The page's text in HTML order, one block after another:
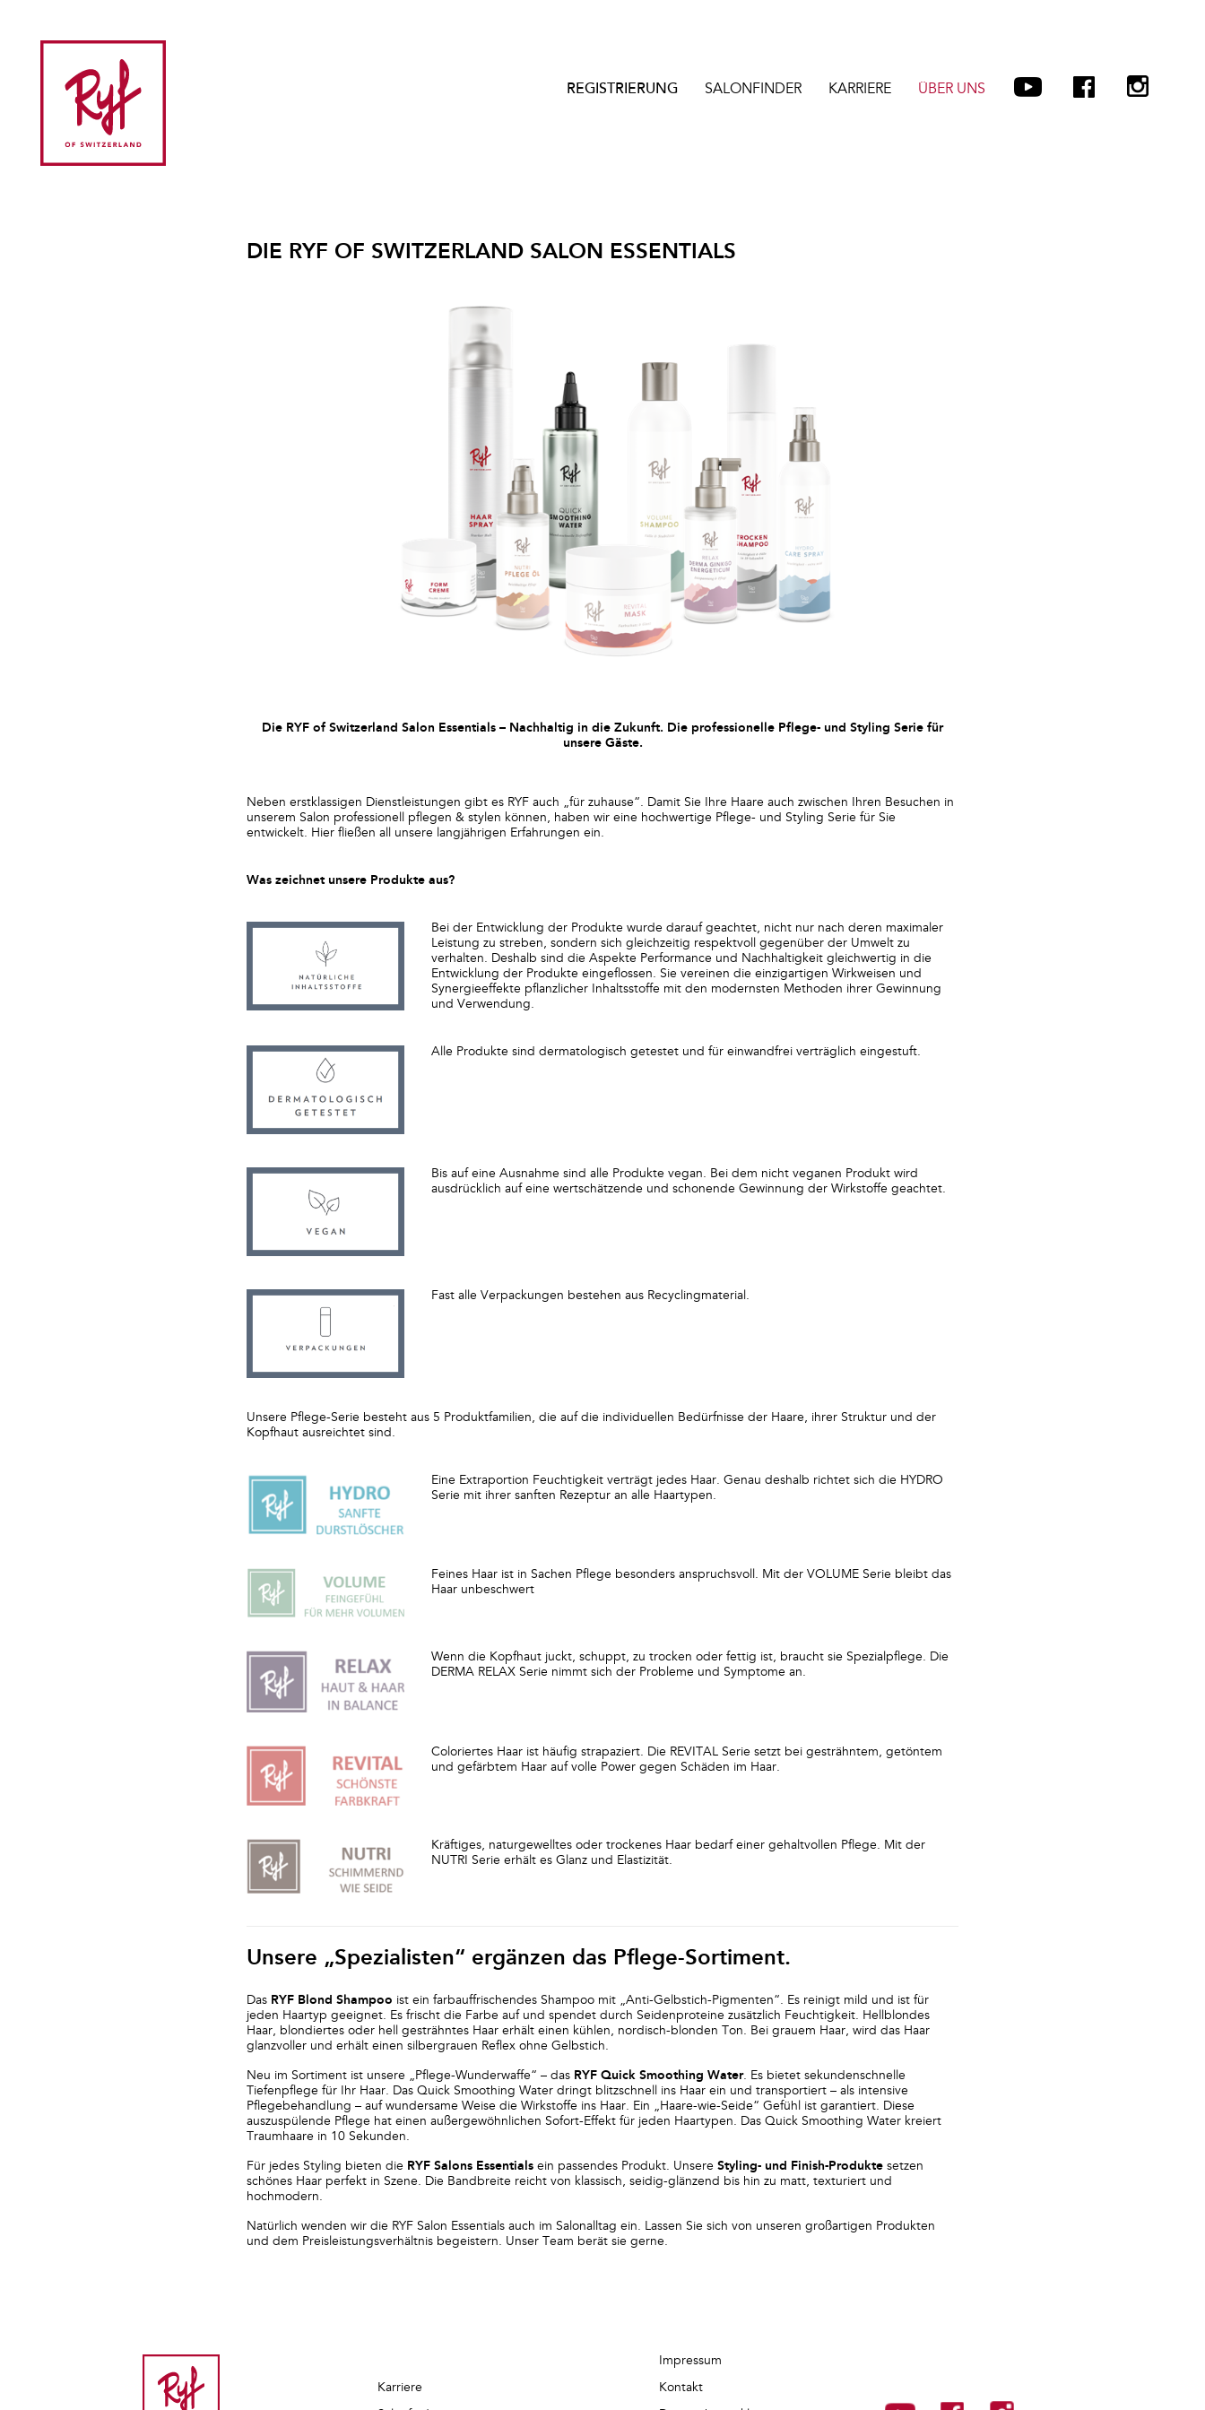
REGISTRIERUNG SALONFINDER KARRIERE ÜBER UNS
DIE RYF OF SWITZERLAND SALON ESSENTIALS
Die RYF of Switzerland Salon Essentials – Nachhaltig in die Zukunft. Die professionelle Pflege- und Styling Serie für
unsere Gäste.
Neben erstklassigen Dienstleistungen gibt es RYF auch „für zuhause“. Damit Sie Ihre Haare auch zwischen Ihren Besuchen in
unserem Salon professionell pflegen & stylen können, haben wir eine hochwertige Pflege- und Styling Serie für Sie
entwickelt. Hier fließen all unsere langjährigen Erfahrungen ein.
Was zeichnet unsere Produkte aus?
Bei der Entwicklung der Produkte wurde darauf geachtet, nicht nur nach deren maximaler
Leistung zu streben, sondern sich gleichzeitig respektvoll gegenüber der Umwelt zu
verhalten. Deshalb sind die Aspekte Performance und Nachhaltigkeit gleichwertig in die
Entwicklung der Produkte eingeflossen. Sie vereinen die einzigartigen Wirkweisen und
Synergieeffekte pflanzlicher Inhaltsstoffe mit den modernsten Methoden ihrer Gewinnung
und Verwendung.
Alle Produkte sind dermatologisch getestet und für einwandfrei verträglich eingestuft.
Bis auf eine Ausnahme sind alle Produkte vegan. Bei dem nicht veganen Produkt wird
ausdrücklich auf eine wertschätzende und schonende Gewinnung der Wirkstoffe geachtet.
Fast alle Verpackungen bestehen aus Recyclingmaterial.
Unsere Pflege-Serie besteht aus 5 Produktfamilien, die auf die individuellen Bedürfnisse der Haare, ihrer Struktur und der
Kopfhaut ausreichtet sind.
Eine Extraportion Feuchtigkeit verträgt jedes Haar. Genau deshalb richtet sich die HYDRO
Serie mit ihrer sanften Rezeptur an alle Haartypen.
Feines Haar ist in Sachen Pflege besonders anspruchsvoll. Mit der VOLUME Serie bleibt das
Haar unbeschwert
Wenn die Kopfhaut juckt, schuppt, zu trocken oder fettig ist, braucht sie Spezialpflege. Die
DERMA RELAX Serie nimmt sich der Probleme und Symptome an.
Coloriertes Haar ist häufig strapaziert. Die REVITAL Serie setzt bei gesträhntem, getöntem
und gefärbtem Haar auf volle Power gegen Schäden im Haar.
Kräftiges, naturgewelltes oder trockenes Haar bedarf einer gehaltvollen Pflege. Mit der
NUTRI Serie erhält es Glanz und Elastizität.
Unsere „Spezialisten“ ergänzen das Pflege-Sortiment.
Das RYF Blond Shampoo ist ein farbauffrischendes Shampoo mit „Anti-Gelbstich-Pigmenten“. Es reinigt mild und ist für
jeden Haartyp geeignet. Es frischt die Farbe auf und spendet durch Seidenproteine zusätzlich Feuchtigkeit. Hellblondes
Haar, blondiertes oder hell gesträhntes Haar erhält einen kühlen, nordisch-blonden Ton. Bei grauem Haar, wird das Haar
glanzvoller und erhält einen silbergrauen Reflex ohne Gelbstich.
Neu im Sortiment ist unsere „Pflege-Wunderwaffe“ – das RYF Quick Smoothing Water. Es bietet sekundenschnelle
Tiefenpflege für Ihr Haar. Das Quick Smoothing Water dringt blitzschnell ins Haar ein und transportiert – als intensive
Pflegebehandlung – auf wundersame Weise die Wirkstoffe ins Haar. Ein „Haare-wie-Seide“ Gefühl ist garantiert. Diese
auszuspülende Pflege hat einen außergewöhnlichen Sofort-Effekt für jeden Haartypen. Das Quick Smoothing Water kreiert
Traumhaare in 10 Sekunden.
Für jedes Styling bieten die RYF Salons Essentials ein passendes Produkt. Unsere Styling- und Finish-Produkte setzen
schönes Haar perfekt in Szene. Die Bandbreite reicht von klassisch, seidig-glänzend bis hin zu matt, texturiert und
hochmodern.
Natürlich wenden wir die RYF Salon Essentials auch im Salonalltag ein. Lassen Sie sich von unseren großartigen Produkten
und dem Preisleistungsverhältnis begeistern. Unser Team berät sie gerne.
Karriere
Impressum
Kontakt